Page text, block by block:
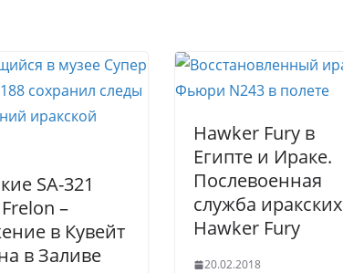
SA-321
–
в Кувейт
в Заливе
Hawker Fury в
Египте и Ираке.
Послевоенная
служба иракских
Hawker Fury
20.02.2018